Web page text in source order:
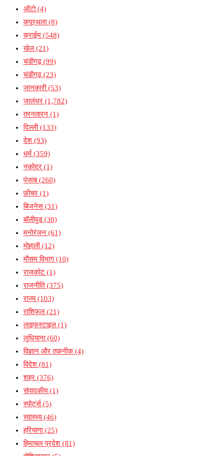
ऑटो(4)
कपूरथला(8)
क्राईम (548)
खेल (21)
चंडीगढ़(99)
चंडीगढ़(23)
जानकारी(53)
जालंधर (1,782)
तरनतारन (1)
दिल्ली(133)
देश (93)
धर्म (359)
नकोदर (1)
पंजाब(260)
फ़ीचर (1)
बिजनेस(31)
बॉलीवुड(30)
मनोरंजन (61)
मोहाली(12)
मौसम विभाग (10)
राजकोट (1)
राजनीति(375)
राज्य(103)
राशिफल (21)
लाइफस्टाइल (1)
लुधियाना(60)
विज्ञान और तकनीक(4)
विदेश (81)
शहर (376)
संपादकीय(1)
स्पोर्ट्स(5)
स्वास्थ्य(46)
हरियाणा(25)
हिमाचल प्रदेश (81)